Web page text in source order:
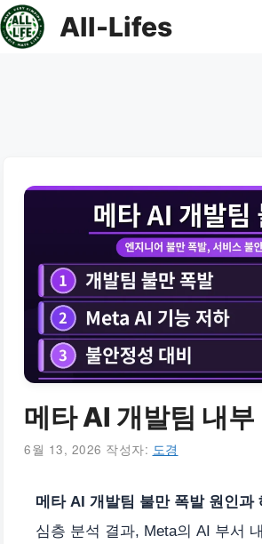
컨
텐
All-Lifes
메타 AI 개발팀 내부
6월 13, 2026 작성자: 도경
메타 AI 개발팀 불만 폭발 원인과
심층 분석 결과, Meta의 AI 부서